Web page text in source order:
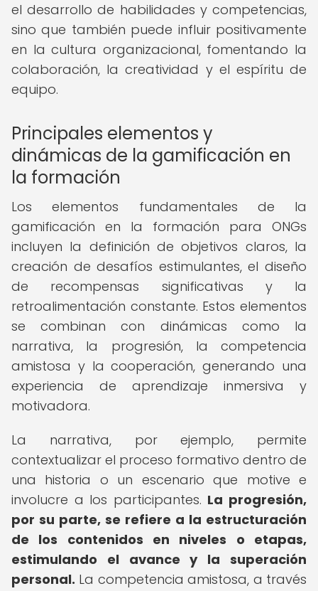
el desarrollo de habilidades y competencias,
sino que también puede influir positivamente
en la cultura organizacional, fomentando la
colaboración, la creatividad y el espíritu de
equipo.
Principales elementos y
dinámicas de la gamificación en
la formación
Los elementos fundamentales de la
gamificación en la formación para ONGs
incluyen la definición de objetivos claros, la
creación de desafíos estimulantes, el diseño
de recompensas significativas y la
retroalimentación constante. Estos elementos
se combinan con dinámicas como la
narrativa, la progresión, la competencia
amistosa y la cooperación, generando una
experiencia de aprendizaje inmersiva y
motivadora.
La narrativa, por ejemplo, permite
contextualizar el proceso formativo dentro de
una historia o un escenario que motive e
involucre a los participantes. La progresión,
por su parte, se refiere a la estructuración
de los contenidos en niveles o etapas,
estimulando el avance y la superación
personal. La competencia amistosa, a través